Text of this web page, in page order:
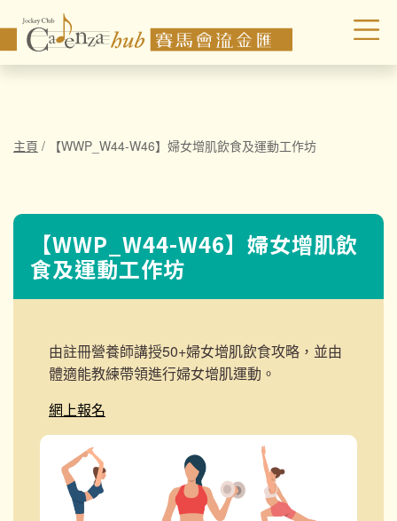
主頁 / 【WWP_W44-W46】婦女增肌飲食及運動工作坊
【WWP_W44-W46】婦女增肌飲
食及運動工作坊
由註冊營養師講授50+婦女增肌飲食攻略，並由
體適能教練帶領進行婦女增肌運動。
網上報名